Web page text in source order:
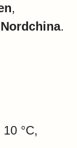
,
Nordchina.
°C,